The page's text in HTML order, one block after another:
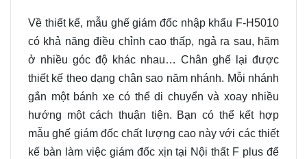
Về thiết kế, mẫu ghế giám đốc nhập khẩu F-H5010
có khả năng điều chỉnh cao thấp, ngả ra sau, hãm
ở nhiều góc độ khác nhau… Chân ghế lại được
thiết kế theo dạng chân sao năm nhánh. Mỗi nhánh
gắn một bánh xe có thể di chuyển và xoay nhiều
hướng một cách thuận tiện. Bạn có thể kết hợp
mẫu ghế giám đốc chất lượng cao này với các thiết
kế bàn làm việc giám đốc xịn tại Nội thất F plus để